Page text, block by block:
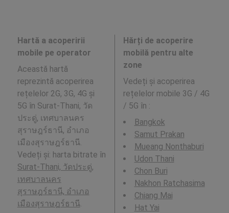
Hartă a acoperirii
mobile pe operator
Această hartă
reprezintă acoperirea
rețelelor 2G, 3G, 4G și
5G în Surat-Thani, วัด
ประดู่, เทศบาลนคร
สุราษฎร์ธานี, อำเภอ
เมืองสุราษฎร์ธานี.
Vedeți și: harta bitrate în
Surat-Thani, วัดประดู่,
เทศบาลนคร
สุราษฎร์ธานี, อำเภอ
เมืองสุราษฎร์ธานี
Hărți de acoperire
mobilă pentru alte
zone
Vedeți și acoperirea
rețelelor mobile 3G / 4G
/ 5G în :
Bangkok
Samut Prakan
Mueang Nonthaburi
Udon Thani
Chon Buri
Nakhon Ratchasima
Chiang Mai
Hat Yai